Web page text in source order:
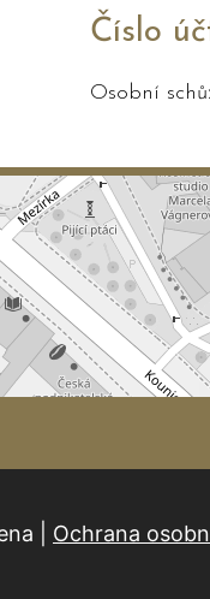
v Brně
Číslo
Osobní
| Ochrana